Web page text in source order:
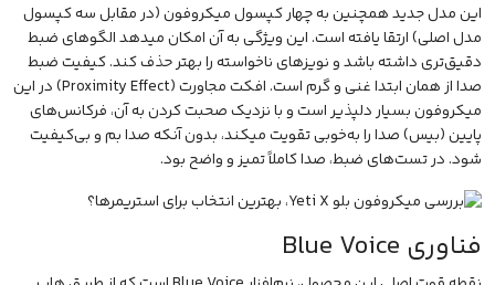
این مدل جدید همچنین به چهار کپسول میکروفون (در مقابل سه کپسول
مدل اصلی) ارتقا یافته است. این ویژگی به آن امکان میدهد الگوهای ضبط
دقیق‌تری داشته باشد و نویزهای ناخواسته را بهتر حذف کند. کیفیت ضبط
صدا از همان ابتدا غنی و گرم است. افکت مجاورت (Proximity Effect) در این
میکروفون بسیار دلپذیر است و با نزدیک صحبت کردن به آن، فرکانس‌های
پایین (بیس) صدا را به‌خوبی تقویت میکند، بدون آنکه صدا بم و بی‌کیفیت
شود. در تست‌های ضبط، صدا کاملاً تمیز و واضح بود.
فناوری Blue Voice